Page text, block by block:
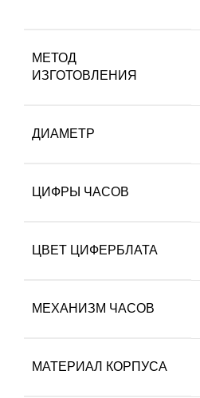
МЕТОД
ИЗГОТОВЛЕНИЯ
ДИАМЕТР
ЦИФРЫ ЧАСОВ
ЦВЕТ ЦИФЕРБЛАТА
МЕХАНИЗМ ЧАСОВ
МАТЕРИАЛ КОРПУСА